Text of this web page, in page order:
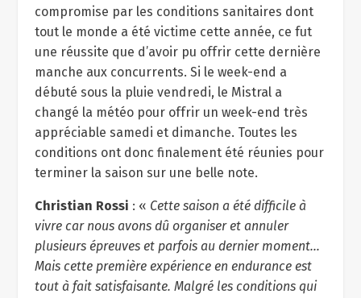
compromise par les conditions sanitaires dont
tout le monde a été victime cette année, ce fut
une réussite que d’avoir pu offrir cette dernière
manche aux concurrents. Si le week-end a
débuté sous la pluie vendredi, le Mistral a
changé la météo pour offrir un week-end très
appréciable samedi et dimanche. Toutes les
conditions ont donc finalement été réunies pour
terminer la saison sur une belle note.
Christian Rossi : « Cette saison a été difficile à
vivre car nous avons dû organiser et annuler
plusieurs épreuves et parfois au dernier moment…
Mais cette première expérience en endurance est
tout à fait satisfaisante. Malgré les conditions qui